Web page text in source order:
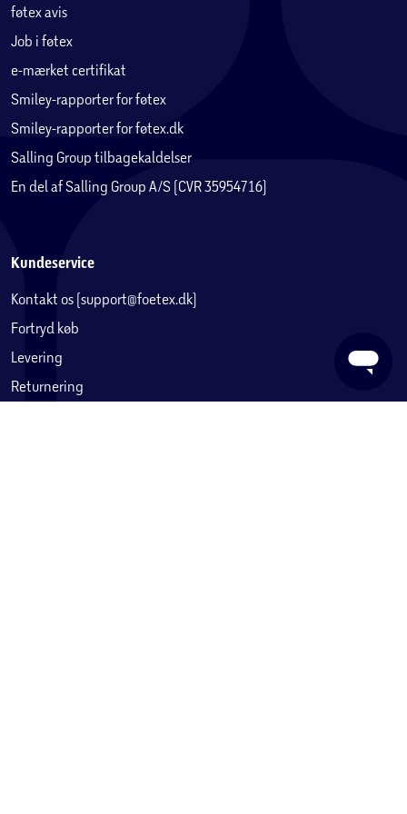
føtex avis
Job i føtex
e-mærket certifikat
Smiley-rapporter for føtex
Smiley-rapporter for føtex.dk
Salling Group tilbagekaldelser
En del af Salling Group A/S (CVR 35954716)
Kundeservice
Kontakt os (support@foetex.dk)
Fortryd køb
Levering
Returnering